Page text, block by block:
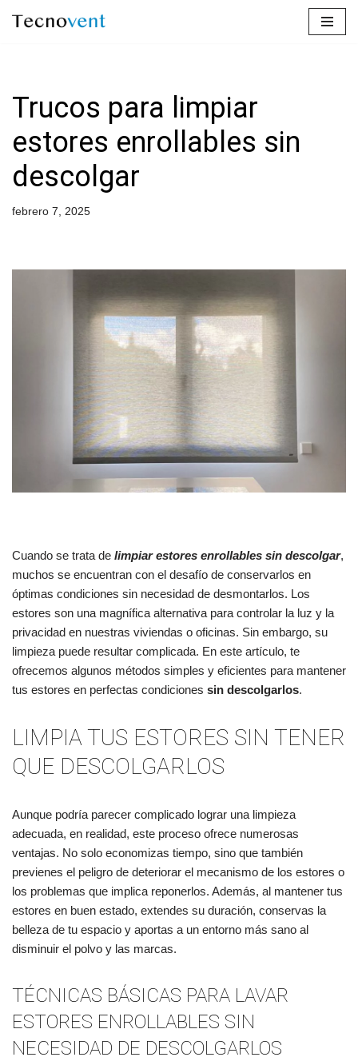
Trucos para limpiar
estores enrollables sin
descolgar
febrero 7, 2025
Cuando se trata de limpiar estores enrollables sin descolgar,
muchos se encuentran con el desafío de conservarlos en
óptimas condiciones sin necesidad de desmontarlos. Los
estores son una magnífica alternativa para controlar la luz y la
privacidad en nuestras viviendas o oficinas. Sin embargo, su
limpieza puede resultar complicada. En este artículo, te
ofrecemos algunos métodos simples y eficientes para mantener
tus estores en perfectas condiciones sin descolgarlos.
LIMPIA TUS ESTORES SIN TENER
QUE DESCOLGARLOS
Aunque podría parecer complicado lograr una limpieza
adecuada, en realidad, este proceso ofrece numerosas
ventajas. No solo economizas tiempo, sino que también
previenes el peligro de deteriorar el mecanismo de los estores o
los problemas que implica reponerlos. Además, al mantener tus
estores en buen estado, extendes su duración, conservas la
belleza de tu espacio y aportas a un entorno más sano al
disminuir el polvo y las marcas.
TÉCNICAS BÁSICAS PARA LAVAR
ESTORES ENROLLABLES SIN
NECESIDAD DE DESCOLGARLOS